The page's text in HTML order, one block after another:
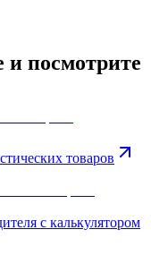
посмотрите
товаров
с калькулятором